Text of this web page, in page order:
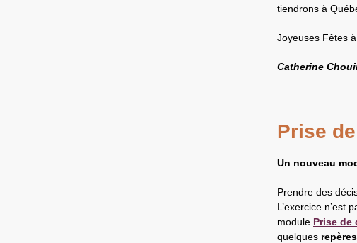
tiendrons à
Joyeuses Fêtes
Catherine
Prise
Un nouveau
Prendre des
L’exercice n’est
module Prise de
quelques repères